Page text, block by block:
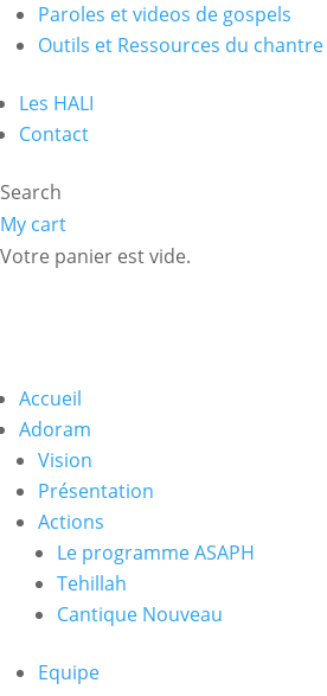
Paroles et videos de gospels
Outils et Ressources du chantre
Les HALI
Contact
Search
My cart
Votre panier est vide.
Accueil
Adoram
Vision
Présentation
Actions
Le programme ASAPH
Tehillah
Cantique Nouveau
Equipe